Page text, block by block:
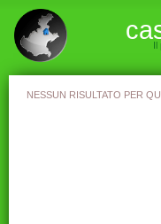
Il
NESSUN RISULTATO PER